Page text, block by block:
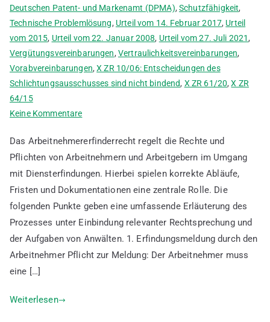
Deutschen Patent- und Markenamt (DPMA),Schutzfähigkeit,
Technische Problemlösung, Urteil vom 14. Februar 2017, Urteil
vom 2015, Urteil vom 22. Januar 2008, Urteil vom 27. Juli 2021,
Vergütungsvereinbarungen, Vertraulichkeitsvereinbarungen,
Vorabvereinbarungen,X ZR 10/06: Entscheidungen des
Schlichtungsausschusses sind nicht bindend, X ZR 61/20,X ZR
64/15
Keine Kommentarezu
von
Arbeitnehmererfindermeldungen
mit
Beispielen
Das Arbeitnehmererfinderrecht regelt die Rechte und
Pflichten von Arbeitnehmern und Arbeitgebern im Umgang
mit Diensterfindungen. Hierbei spielen korrekte Abläufe,
Fristen und Dokumentationen eine zentrale Rolle. Die
folgenden Punkte geben eine umfassende Erläuterung des
Prozesses unter Einbindung relevanter Rechtsprechung und
der Aufgaben von Anwälten. 1. Erfindungsmeldung durch den
Arbeitnehmer Pflicht zur Meldung: Der Arbeitnehmer muss
eine […]
Weiterlesen